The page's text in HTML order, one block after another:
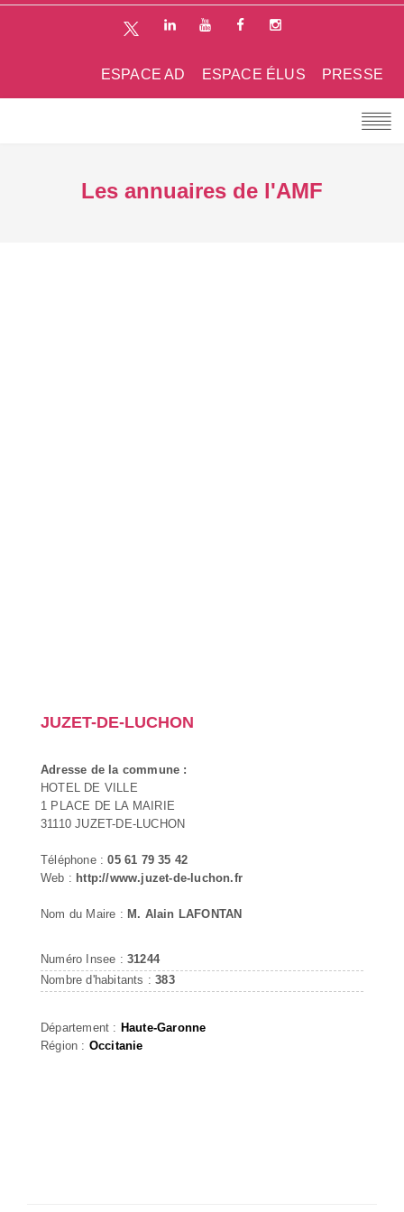
PRESSE
ESPACE ÉLUS
ESPACE AD
Les annuaires de l'AMF
JUZET-DE-LUCHON
Adresse de la commune :
HOTEL DE VILLE
1 PLACE DE LA MAIRIE
31110 JUZET-DE-LUCHON
Téléphone :05 61 79 35 42
Web : http://www.juzet-de-luchon.fr
Nom du Maire : M. Alain LAFONTAN
Numéro Insee : 31244
Nombre d'habitants :383
Département : Haute-Garonne
Région : Occitanie